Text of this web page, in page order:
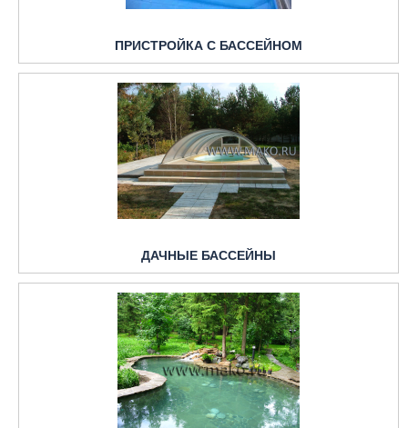
ПРИСТРОЙКА С БАССЕЙНОМ
ДАЧНЫЕ БАССЕЙНЫ